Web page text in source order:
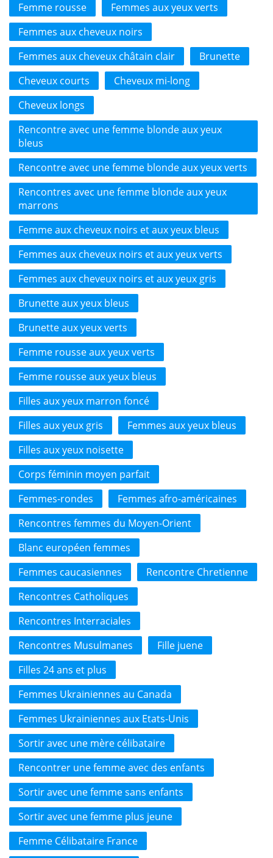
Femme rousse
Femmes aux yeux verts
Femmes aux cheveux noirs
Femmes aux cheveux châtain clair
Brunette
Cheveux courts
Cheveux mi-long
Cheveux longs
Rencontre avec une femme blonde aux yeux
bleus
Rencontre avec une femme blonde aux yeux verts
Rencontres avec une femme blonde aux yeux
marrons
Femme aux cheveux noirs et aux yeux bleus
Femmes aux cheveux noirs et aux yeux verts
Femmes aux cheveux noirs et aux yeux gris
Brunette aux yeux bleus
Brunette aux yeux verts
Femme rousse aux yeux verts
Femme rousse aux yeux bleus
Filles aux yeux marron foncé
Filles aux yeux gris
Femmes aux yeux bleus
Filles aux yeux noisette
Corps féminin moyen parfait
Femmes-rondes
Femmes afro-américaines
Rencontres femmes du Moyen-Orient
Blanc européen femmes
Femmes caucasiennes
Rencontre Chretienne
Rencontres Catholiques
Rencontres Interraciales
Rencontres Musulmanes
Fille juene
Filles 24 ans et plus
Femmes Ukrainiennes au Canada
Femmes Ukrainiennes aux Etats-Unis
Sortir avec une mère célibataire
Rencontrer une femme avec des enfants
Sortir avec une femme sans enfants
Sortir avec une femme plus jeune
Femme Célibataire France